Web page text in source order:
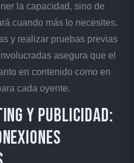
la capacidad, sino de
cuando más lo necesites.
y realizar pruebas previas
asegura que el
en contenido como en
cada oyente.
y Publicidad: